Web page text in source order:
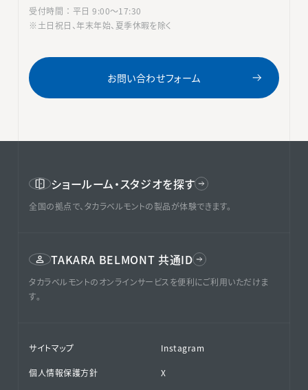
受付時間 ： 平日 9:00〜17:30
※土日祝日、年末年始、夏季休暇を除く
お問い合わせフォーム
ショールーム・スタジオを探す
全国の拠点で、タカラベルモントの製品が体験できます。
TAKARA BELMONT 共通ID
タカラベルモントのオンラインサービスを便利にご利用いただけま
す。
サイトマップ
個人情報保護方針
Instagram
X